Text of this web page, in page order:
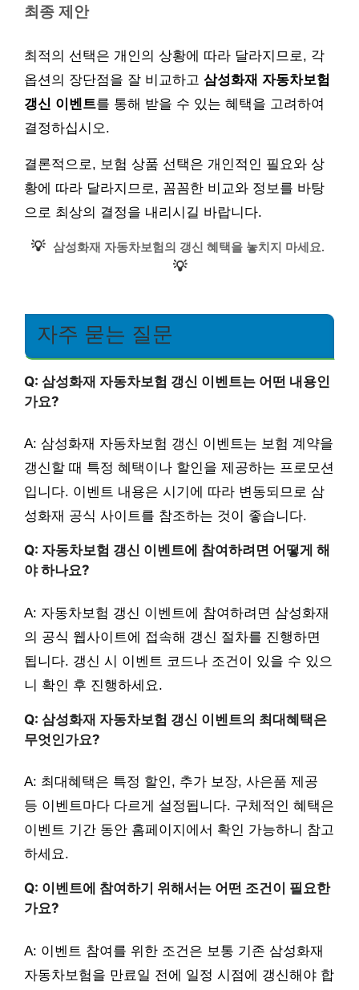
최종 제안
최적의 선택은 개인의 상황에 따라 달라지므로, 각
옵션의 장단점을 잘 비교하고 삼성화재 자동차보험
갱신 이벤트를 통해 받을 수 있는 혜택을 고려하여
결정하십시오.
결론적으로, 보험 상품 선택은 개인적인 필요와 상
황에 따라 달라지므로, 꼼꼼한 비교와 정보를 바탕
으로 최상의 결정을 내리시길 바랍니다.
💡 삼성화재 자동차보험의 갱신 혜택을 놓치지 마세요.
💡
자주 묻는 질문
Q: 삼성화재 자동차보험 갱신 이벤트는 어떤 내용인
가요?
A: 삼성화재 자동차보험 갱신 이벤트는 보험 계약을
갱신할 때 특정 혜택이나 할인을 제공하는 프로모션
입니다. 이벤트 내용은 시기에 따라 변동되므로 삼
성화재 공식 사이트를 참조하는 것이 좋습니다.
Q: 자동차보험 갱신 이벤트에 참여하려면 어떻게 해
야 하나요?
A: 자동차보험 갱신 이벤트에 참여하려면 삼성화재
의 공식 웹사이트에 접속해 갱신 절차를 진행하면
됩니다. 갱신 시 이벤트 코드나 조건이 있을 수 있으
니 확인 후 진행하세요.
Q: 삼성화재 자동차보험 갱신 이벤트의 최대혜택은
무엇인가요?
A: 최대혜택은 특정 할인, 추가 보장, 사은품 제공
등 이벤트마다 다르게 설정됩니다. 구체적인 혜택은
이벤트 기간 동안 홈페이지에서 확인 가능하니 참고
하세요.
Q: 이벤트에 참여하기 위해서는 어떤 조건이 필요한
가요?
A: 이벤트 참여를 위한 조건은 보통 기존 삼성화재
자동차보험을 만료일 전에 일정 시점에 갱신해야 합